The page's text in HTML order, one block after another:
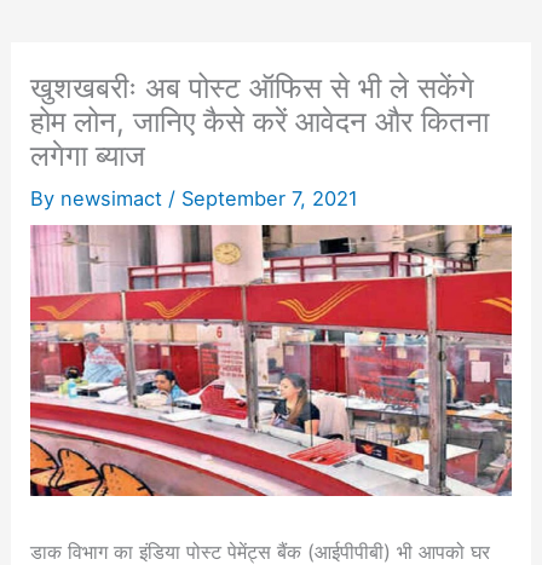
खुशखबरीः अब पोस्ट ऑफिस से भी ले सकेंगे
होम लोन, जानिए कैसे करें आवेदन और कितना
लगेगा ब्याज
By newsimact / September 7, 2021
डाक विभाग का इंडिया पोस्ट पेमेंट्स बैंक (आईपीपीबी) भी आपको घर